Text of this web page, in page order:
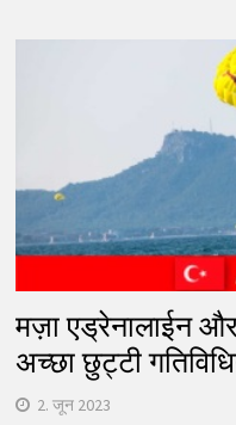
मज़ा एड्रेनालाईन
अच्छा छुट्टी
2. जून 2023